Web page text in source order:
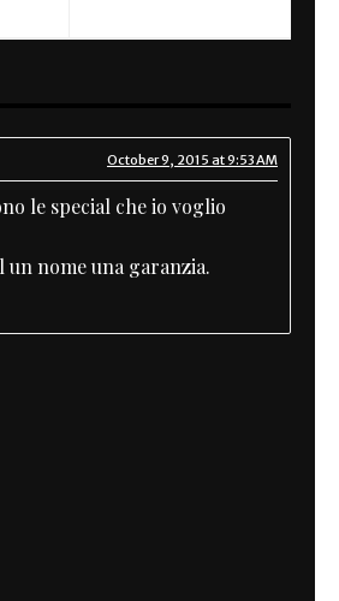
October 9, 2015 at 9:53 AM
le special che io voglio
un nome una garanzia.